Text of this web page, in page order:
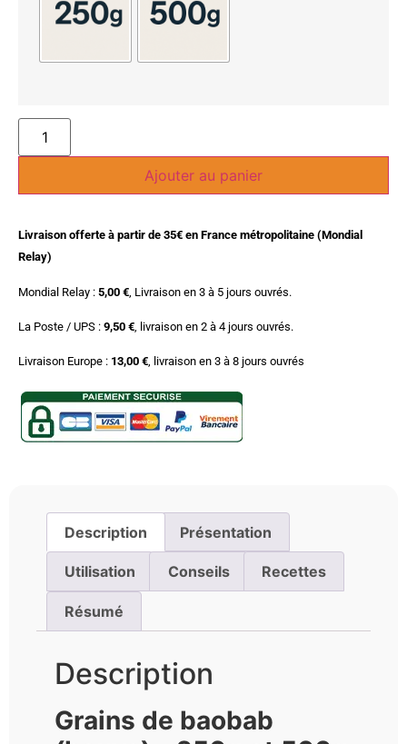
Ajouter au panier
Livraison offerte à partir de 35€ en France métropolitaine (Mondial
Relay)
Mondial Relay : 5,00 € , Livraison en 3 à 5 jours ouvrés.
La Poste / UPS : 9,50 € , livraison en 2 à 4 jours ouvrés.
Livraison Europe : 13,00 €, livraison en 3 à 8 jours ouvrés
Description Présentation
Utilisation Conseils Recettes
Résumé
Description
Grains de baobab